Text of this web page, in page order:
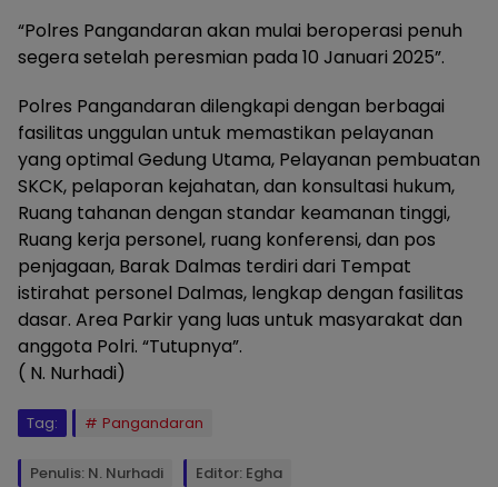
“Polres Pangandaran akan mulai beroperasi penuh
segera setelah peresmian pada 10 Januari 2025”.
Polres Pangandaran dilengkapi dengan berbagai
fasilitas unggulan untuk memastikan pelayanan
yang optimal Gedung Utama, Pelayanan pembuatan
SKCK, pelaporan kejahatan, dan konsultasi hukum,
Ruang tahanan dengan standar keamanan tinggi,
Ruang kerja personel, ruang konferensi, dan pos
penjagaan, Barak Dalmas terdiri dari Tempat
istirahat personel Dalmas, lengkap dengan fasilitas
dasar. Area Parkir yang luas untuk masyarakat dan
anggota Polri. “Tutupnya”.
( N. Nurhadi)
Tag: Pangandaran
Penulis: N. Nurhadi Editor: Egha